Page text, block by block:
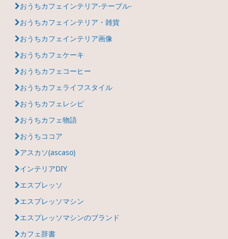
おうちカフェインテリア-テーブル-
おうちカフェインテリア・雑貨
おうちカフェインテリア画像
おうちカフェケーキ
おうちカフェコーヒー
おうちカフェライフスタイル
おうちカフェレシピ
おうちカフェ物語
おうちココア
アスカソ(ascaso)
インテリアDIY
エスプレッソ
エスプレッソマシン
エスプレッソマシンのブランド
カフェ辞書